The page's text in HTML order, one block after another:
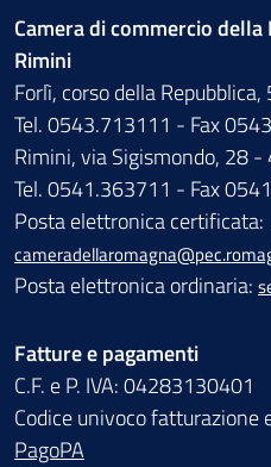
Camera di commercio
Rimini
Forlì, corso della
Tel. 0543.713111 - Fax
Rimini, via Sigismondo, 28 -
Tel. 0541.363711 - Fax
Posta elettronica certificata:
Posta elettronica ordinaria:
Fatture e pagamenti
C.F. e P. IVA: 04283130401
Codice univoco fatturazione
PagoPA